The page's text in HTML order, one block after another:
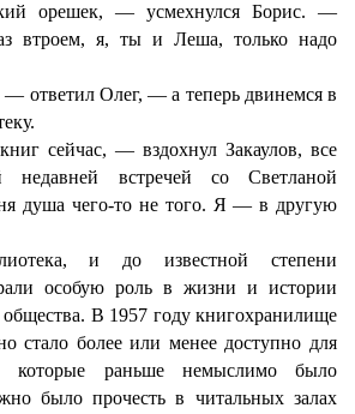
орешек, — усмехнулся Борис. —
втроем, я, ты и Леша, только надо
ответил Олег, — а теперь двинемся в
сейчас, — вздохнул Закаулов, все
недавней встречей со Светланой
душа чего-то не того. Я — в другую
и до известной степени
особую роль в жизни и истории
общества. В 1957 году книгохранилище
стало более или менее доступно для
которые раньше немыслимо было
было прочесть в читальных залах